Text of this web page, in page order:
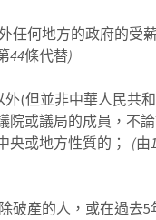
任何地方的政府的受
44條代替)
外(但並非中華人民共
院或議局的成員，不
央或地方性質的； (由
破產的人，或在過去